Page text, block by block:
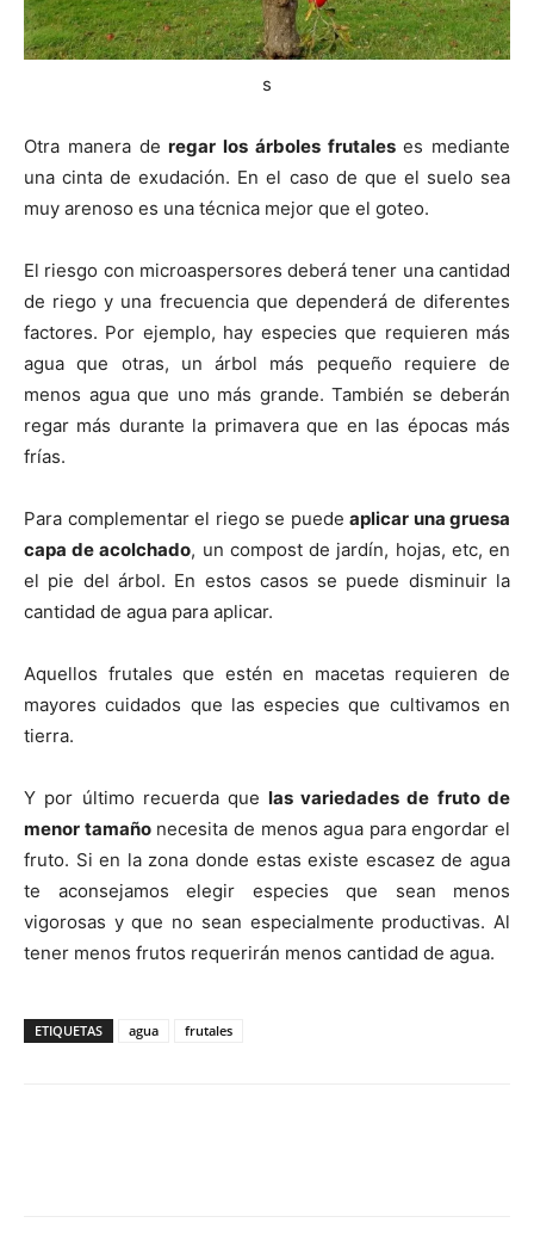
s
Otra manera deregar los árboles frutaleses mediante
una cinta de exudación. En el caso de que el suelo sea
muy arenoso es una técnica mejor que el goteo.
El riesgo con microaspersores deberá tener una cantidad
de riego y una frecuencia que dependerá de diferentes
factores. Por ejemplo, hay especies que requieren más
agua que otras, un árbol más pequeño requiere de
menos agua que uno más grande. También se deberán
regar más durante la primavera que en las épocas más
frías.
Para complementar el riego se puede aplicar una gruesa
capa de acolchado, un compost de jardín, hojas, etc, en
el pie del árbol. En estos casos se puede disminuir la
cantidad de agua para aplicar.
Aquellos frutales que estén en macetas requieren de
mayores cuidados que las especies que cultivamos en
tierra.
Y por último recuerda que las variedades de fruto de
menor tamañonecesita de menos agua para engordar el
fruto. Si en la zona donde estas existe escasez de agua
te aconsejamos elegir especies que sean menos
vigorosas y que no sean especialmente productivas. Al
tener menos frutos requerirán menos cantidad de agua.
ETIQUETAS agua frutales